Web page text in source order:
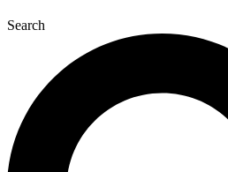
Search